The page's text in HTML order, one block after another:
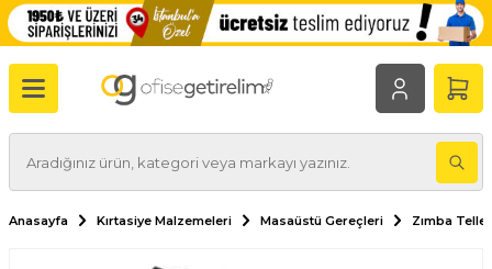
Anasayfa Kırtasiye Malzemeleri Masaüstü Gereçleri Zımba